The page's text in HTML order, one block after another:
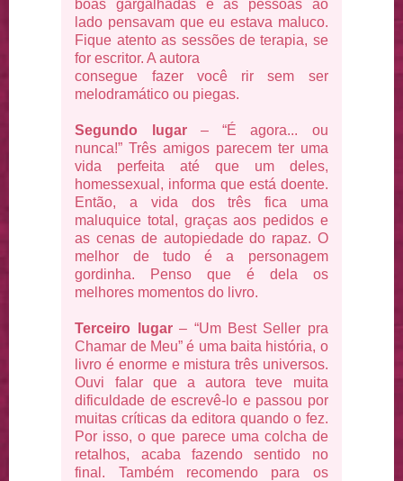
boas gargalhadas e as pessoas ao
lado pensavam que eu estava maluco.
Fique atento as sessões de terapia, se
for escritor. A autora
consegue fazer você rir sem ser
melodramático ou piegas.
Segundo lugar– “É agora... ou
nunca!” Três amigos parecem ter uma
vida perfeita até que um deles,
homessexual, informa que está doente.
Então, a vida dos três fica uma
maluquice total, graças aos pedidos e
as cenas de autopiedade do rapaz. O
melhor de tudo é a personagem
gordinha. Penso que é dela os
melhores momentos do livro.
Terceiro lugar– “Um Best Seller pra
Chamar de Meu” é uma baita história, o
livro é enorme e mistura três universos.
Ouvi falar que a autora teve muita
dificuldade de escrevê-lo e passou por
muitas críticas da editora quando o fez.
Por isso, o que parece uma colcha de
retalhos, acaba fazendo sentido no
final. Também recomendo para os